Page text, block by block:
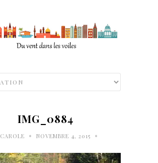
IMG_0884
CAROLE • NOVEMBRE 4, 2015 •